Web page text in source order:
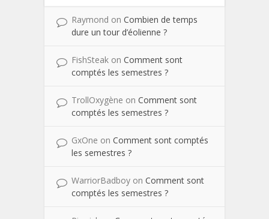
Raymond on Combien de temps
dure un tour d’éolienne ?
FishSteak on Comment sont
comptés les semestres ?
TrollOxygène on Comment sont
comptés les semestres ?
GxOne on Comment sont comptés
les semestres ?
WarriorBadboy on Comment sont
comptés les semestres ?